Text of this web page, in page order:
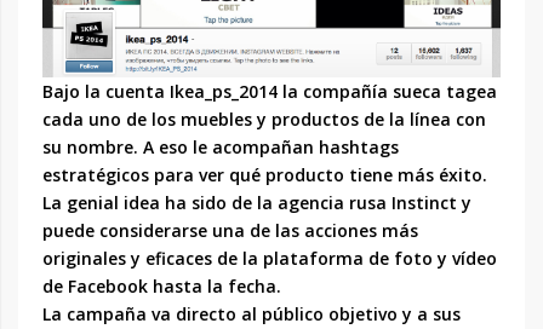
Bajo la cuenta Ikea_ps_2014 la compañía sueca tagea
cada uno de los muebles y productos de la línea con
su nombre. A eso le acompañan hashtags
estratégicos para ver qué producto tiene más éxito.
La genial idea ha sido de la agencia rusa Instinct y
puede considerarse una de las acciones más
originales y eficaces de la plataforma de foto y vídeo
de Facebook hasta la fecha.
La campaña va directo al público objetivo y a sus